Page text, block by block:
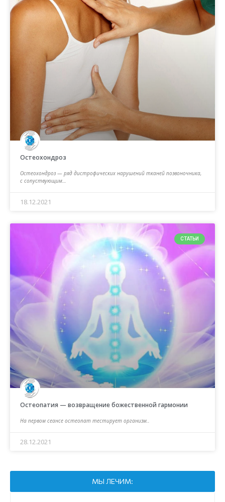
Остеохондроз
Остеохондроз — ряд дистрофических нарушений тканей позвоночника,
с сопуствующим…
18.12.2021
СТАТЬИ
Остеопатия — возвращение божественной гармонии
На первом сеансе остеопат тeстирует организм..
28.12.2021
МЫ ЛЕЧИМ: